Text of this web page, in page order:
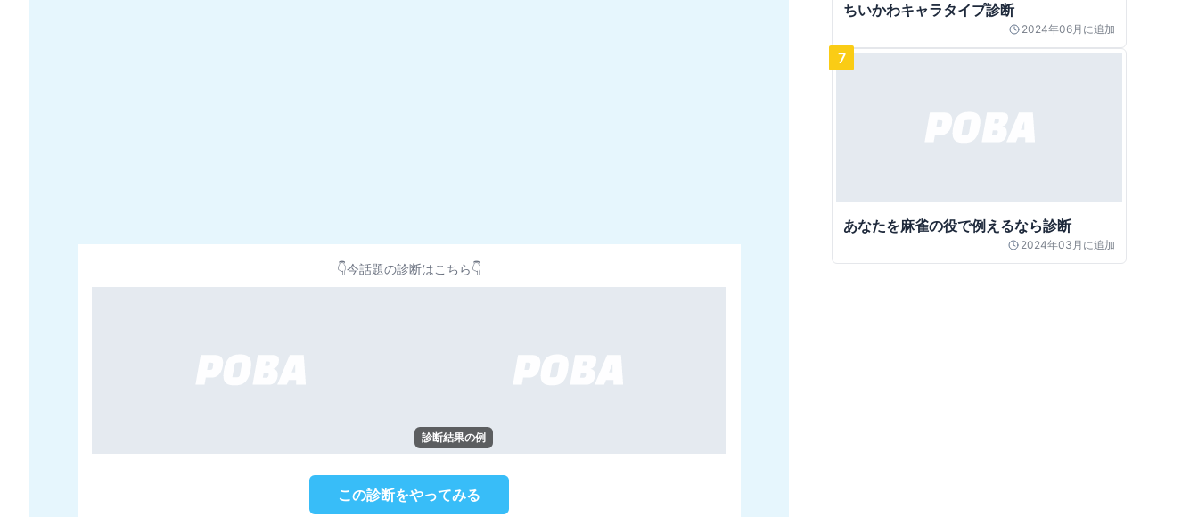
👇今話題の診断はこちら👇
診断結果の例
この診断をやってみる
ちいかわキャラタイプ診断
2024年06月 に追加
7
あなたを麻雀の役で例えるなら診断
2024年03月 に追加